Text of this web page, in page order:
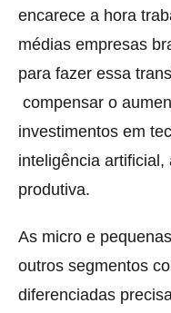
encarece a hora
médias empresas
para fazer essa
compensar o
investimentos em
inteligência
produtiva.
As micro e
outros segmentos
diferenciadas